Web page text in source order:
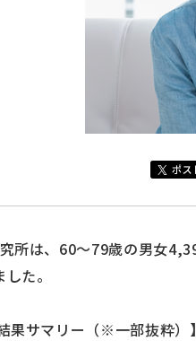
所は、60～79歳の男女
た。
果サマリー（※一部抜粋）】